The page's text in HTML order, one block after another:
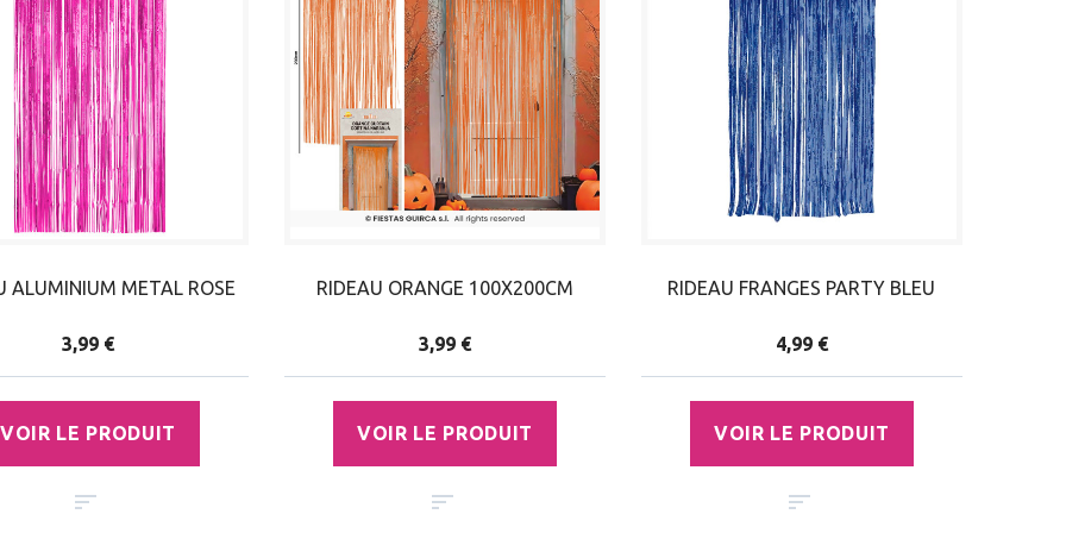
ALUMINIUM METAL ROSE
3,99 €
VOIR LE PRODUIT
RIDEAU ORANGE 100X200CM
3,99 €
VOIR LE PRODUIT
RIDEAU FRANGES PARTY BLEU
4,99 €
VOIR LE PRODUIT